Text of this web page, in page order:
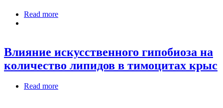
Read more
Влияние искусственного гипобиоза на
количество липидов в тимоцитах крыс
Read more